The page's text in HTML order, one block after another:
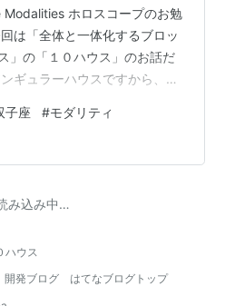
ホロスコープのお勉
は「全体と一体化するブロッ
」の「１０ハウス」のお話だ
ギュラーハウスですから、無
」で本当にやりたいことをし
ットするイメージです。 でも
ハウス」が「柔軟宮の双子
たら、さまよい続けているだ
子座 #モダリティ
み込み中…
ハウス
開発ブログ
はてなブログトップ